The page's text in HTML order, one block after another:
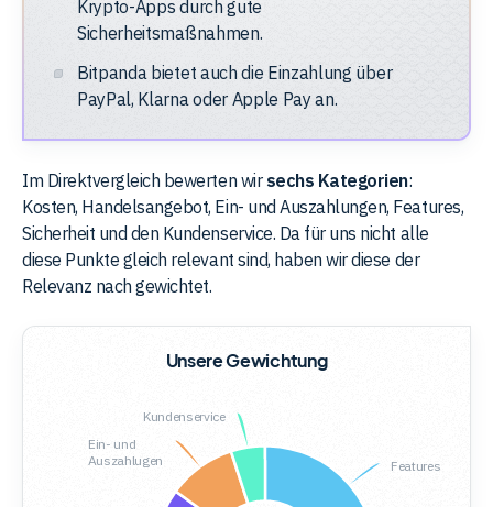
Krypto-Apps durch gute
Sicherheitsmaßnahmen.
Bitpanda bietet auch die Einzahlung über
PayPal, Klarna oder Apple Pay an.
Im Direktvergleich bewerten wir sechs Kategorien:
Kosten, Handelsangebot, Ein- und Auszahlungen, Features,
Sicherheit und den Kundenservice. Da für uns nicht alle
diese Punkte gleich relevant sind, haben wir diese der
Relevanz nach gewichtet.
Unsere Gewichtung
Features
Ein- und
Auszahlugen
Kundenservice